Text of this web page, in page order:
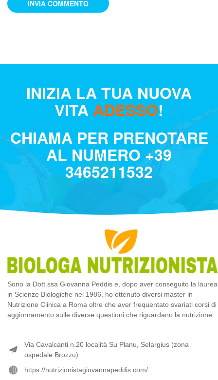
INIZIA LA TUA NUOVA
VITA ADESSO!
CHIAMA PER PRENOTARE
AL NUMERO+39
3465211532
Sono la Dott.ssa Giovanna Peddis e, dopo aver conseguito la laurea
in Scienze Biologiche nel 1986, ho ottenuto diversi master in
Nutrizione Clinica a Roma oltre che aver frequentato svariati corsi di
aggiornamento sulle diverse questioni che riguardano la nutrizione.
Via Cavalcanti n.20 località Su Planu, Selargius (zona
ospedale Brozzu)
https://nutrizionistagiovannapeddis.com/